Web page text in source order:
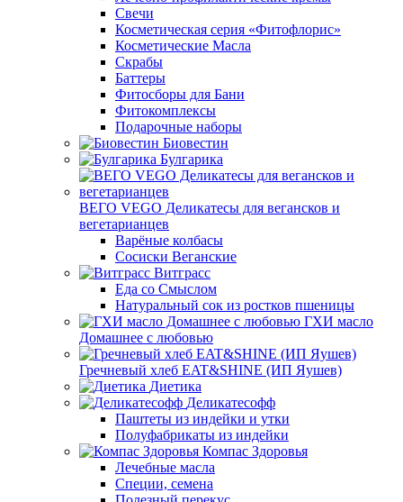
Свечи
Косметическая серия «Фитофлорис»
Косметические Масла
Скрабы
Баттеры
Фитосборы для Бани
Фитокомплексы
Подарочные наборы
Биовестин
Булгарика
ВЕГО VEGO Деликатесы для вегансков и
вегетарианцев
Варёные колбасы
Сосиски Веганские
Витграсс
Еда со Смыслом
Натуральный сок из ростков пшеницы
ГХИ масло
Домашнее с любовью
Гречневый хлеб EAT&SHINE (ИП Яушев)
Диетика
Деликатесофф
Паштеты из индейки и утки
Полуфабрикаты из индейки
Компас Здоровья
Лечебные масла
Специи, семена